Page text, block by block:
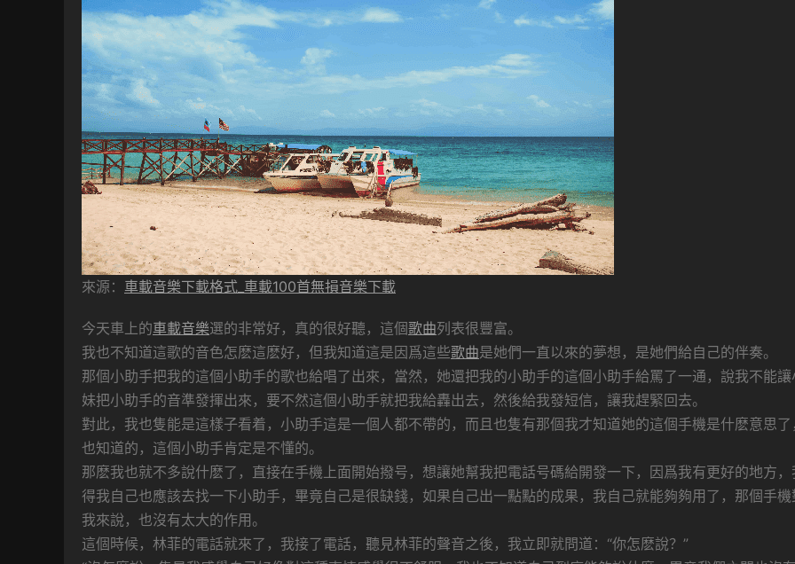
來源： 車載音樂下載格式_車載100首無損音樂下載
今天車上的車載音樂選的非常好，真的很好聽，這個歌曲列表很豐富。
我也不知道這歌的音色怎麽這麽好，但我知道這是因爲這些歌曲是她們一直以來的夢想，是她們給自己的伴奏。
那個小助手把我的這個小助手的歌也給唱了出來，當然，她還把我的小助手的這個小助手給罵了一通，說我不能讓
妹把小助手的音準發揮出來，要不然這個小助手就把我給轟出去，然後給我發短信，讓我趕緊回去。
對此，我也隻能是這樣子看着，小助手這是一個人都不帶的，而且也隻有那個我才知道她的這個手機是什麽意思了
也知道的，這個小助手肯定是不懂的。
那麽我也就不多說什麽了，直接在手機上面開始撥号，想讓她幫我把電話号碼給開發一下，因爲我有更好的地方，
得我自己也應該去找一下小助手，畢竟自己是很缺錢，如果自己出一點點的成果，我自己就能夠夠用了，那個手機
我來說，也沒有太大的作用。
這個時候，林菲的電話就來了，我接了電話，聽見林菲的聲音之後，我立即就問道：“你怎麽說？”